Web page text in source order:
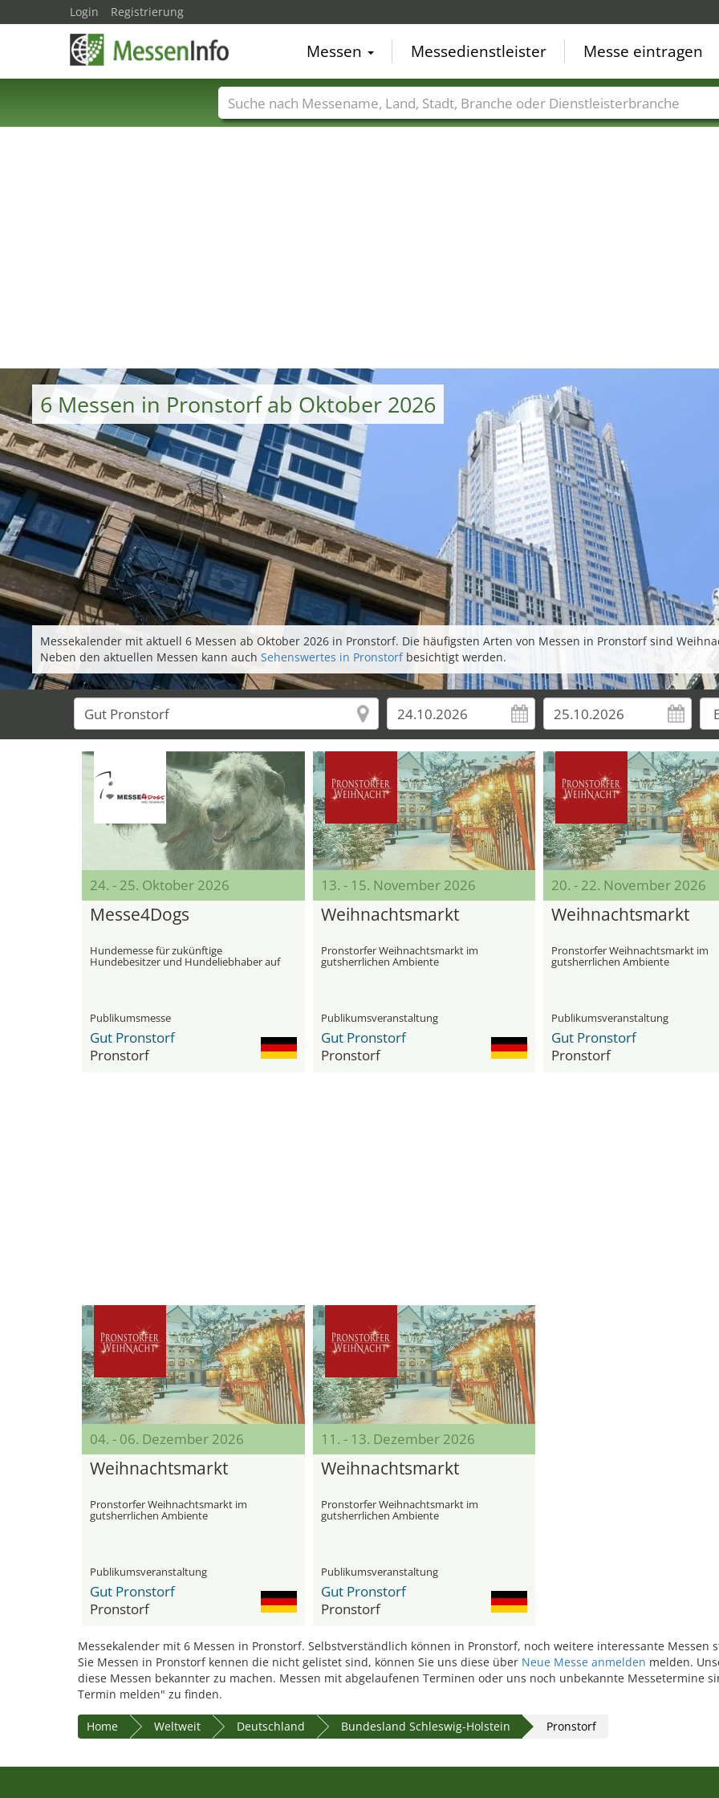
6 Messen in Pronstorf ab Oktober 2026
Messekalender mit aktuell 6 Messen ab Oktober 2026 in Pronstorf. Die häufigsten Arten von Messen in Pronstorf sind
Neben den aktuellen Messen kann auch Sehenswertes in Pronstorfbesichtigt werden.
24. - 25. Oktober 2026
Messe4Dogs
Hundemesse für zukünftige
Hundebesitzer und Hundeliebhaber auf
Publikumsmesse
Gut Pronstorf
Pronstorf
13. - 15. November 2026
Weihnachts­markt
Pronstorfer Weihnachts­markt im
gutsherrlichen Ambiente
Publikumsveranstaltung
Gut Pronstorf
Pronstorf
20. - 22. November 2026
Weihnachts­markt
Pronstorfer Weihnachts­markt im
gutsherrlichen Ambiente
Publikumsveranstaltung
Gut Pronstorf
Pronstorf
04. - 06. Dezember 2026
Weihnachts­markt
Pronstorfer Weihnachts­markt im
gutsherrlichen Ambiente
Publikumsveranstaltung
Gut Pronstorf
Pronstorf
11. - 13. Dezember 2026
Weihnachts­markt
Pronstorfer Weihnachts­markt im
gutsherrlichen Ambiente
Publikumsveranstaltung
Gut Pronstorf
Pronstorf
Messekalender mit 6 Messen in Pronstorf. Selbstverständlich können in Pronstorf, noch weitere interessante
Sie Messen in Pronstorf kennen die nicht gelistet sind, können Sie uns diese über Neue Messe anmelden melden.
diese Messen bekannter zu machen. Messen mit abgelaufenen Terminen oder uns noch unbekannte Messetermine
Termin melden" zu finden.
Home Weltweit Deutschland Bundesland Schleswig-Holstein Pronstorf
Login Registrierung
Messen Messedienstleister Messe eintragen
Messenamen Länder Städte Branchen Dienstleisterbranchen